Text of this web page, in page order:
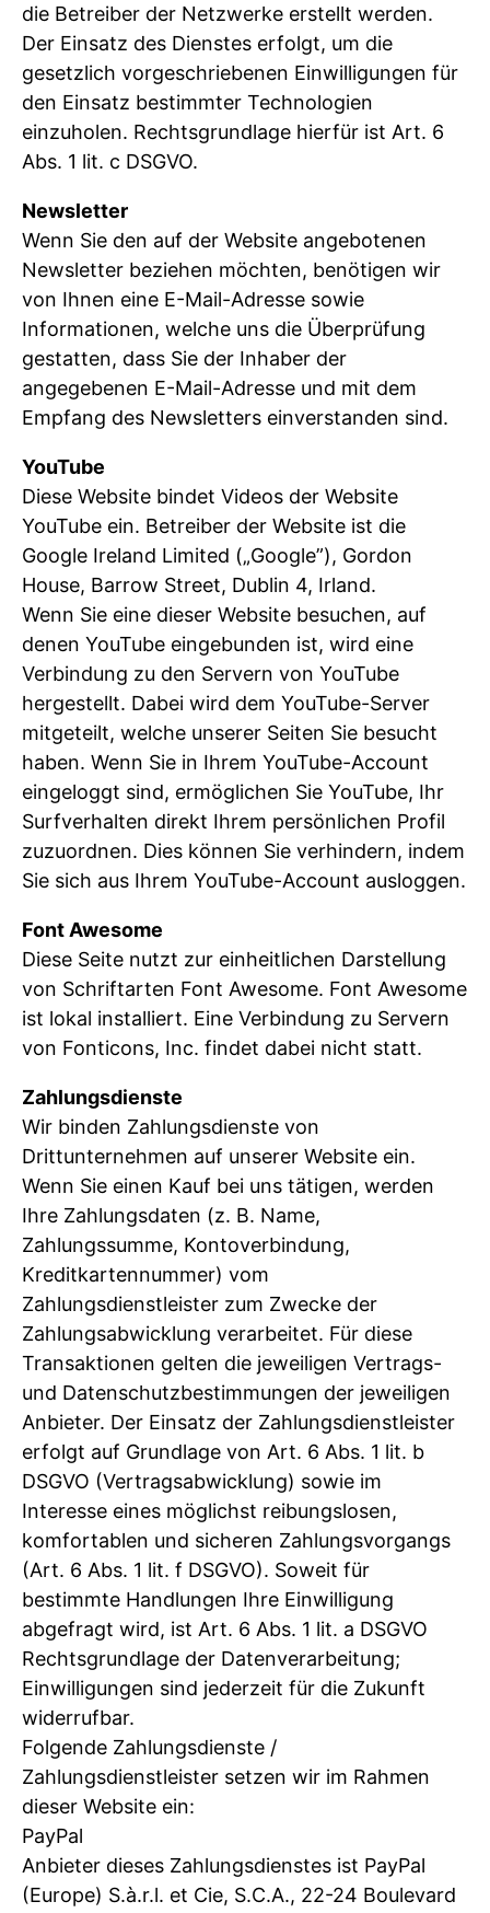
die Betreiber der Netzwerke erstellt werden.
Der Einsatz des Dienstes erfolgt, um die
gesetzlich vorgeschriebenen Einwilligungen für
den Einsatz bestimmter Technologien
einzuholen. Rechtsgrundlage hierfür ist Art. 6
Abs. 1 lit. c DSGVO.
Newsletter
Wenn Sie den auf der Website angebotenen
Newsletter beziehen möchten, benötigen wir
von Ihnen eine E-Mail-Adresse sowie
Informationen, welche uns die Überprüfung
gestatten, dass Sie der Inhaber der
angegebenen E-Mail-Adresse und mit dem
Empfang des Newsletters einverstanden sind.
YouTube
Diese Website bindet Videos der Website
YouTube ein. Betreiber der Website ist die
Google Ireland Limited („Google”), Gordon
House, Barrow Street, Dublin 4, Irland.
Wenn Sie eine dieser Website besuchen, auf
denen YouTube eingebunden ist, wird eine
Verbindung zu den Servern von YouTube
hergestellt. Dabei wird dem YouTube-Server
mitgeteilt, welche unserer Seiten Sie besucht
haben. Wenn Sie in Ihrem YouTube-Account
eingeloggt sind, ermöglichen Sie YouTube, Ihr
Surfverhalten direkt Ihrem persönlichen Profil
zuzuordnen. Dies können Sie verhindern, indem
Sie sich aus Ihrem YouTube-Account ausloggen.
Font Awesome
Diese Seite nutzt zur einheitlichen Darstellung
von Schriftarten Font Awesome. Font Awesome
ist lokal installiert. Eine Verbindung zu Servern
von Fonticons, Inc. findet dabei nicht statt.
Zahlungsdienste
Wir binden Zahlungsdienste von
Drittunternehmen auf unserer Website ein.
Wenn Sie einen Kauf bei uns tätigen, werden
Ihre Zahlungsdaten (z. B. Name,
Zahlungssumme, Kontoverbindung,
Kreditkartennummer) vom
Zahlungsdienstleister zum Zwecke der
Zahlungsabwicklung verarbeitet. Für diese
Transaktionen gelten die jeweiligen Vertrags-
und Datenschutzbestimmungen der jeweiligen
Anbieter. Der Einsatz der Zahlungsdienstleister
erfolgt auf Grundlage von Art. 6 Abs. 1 lit. b
DSGVO (Vertragsabwicklung) sowie im
Interesse eines möglichst reibungslosen,
komfortablen und sicheren Zahlungsvorgangs
(Art. 6 Abs. 1 lit. f DSGVO). Soweit für
bestimmte Handlungen Ihre Einwilligung
abgefragt wird, ist Art. 6 Abs. 1 lit. a DSGVO
Rechtsgrundlage der Datenverarbeitung;
Einwilligungen sind jederzeit für die Zukunft
widerrufbar.
Folgende Zahlungsdienste /
Zahlungsdienstleister setzen wir im Rahmen
dieser Website ein:
PayPal
Anbieter dieses Zahlungsdienstes ist PayPal
(Europe) S.à.r.l. et Cie, S.C.A., 22-24 Boulevard